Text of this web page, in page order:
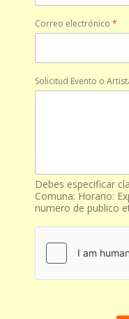
Correo electrónico *
Solicitud Evento o
Debes especificar
Comuna: Horario:
numero de publico